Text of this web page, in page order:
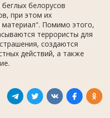
беглых белорусов
при этом их
Помимо этого,
террористы для
создаются
действий, а также